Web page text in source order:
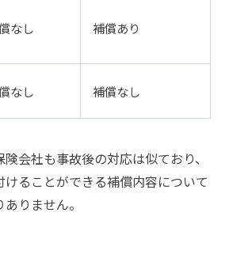
なし 補償あり
なし 補償なし
会社も事故後の対応は似ており、
けることができる補償内容について
りません。